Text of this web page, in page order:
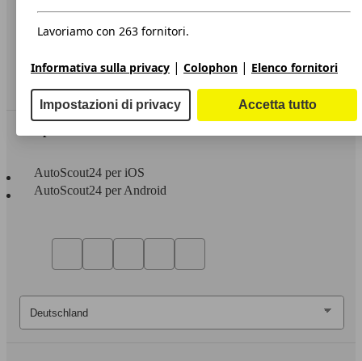
Dichiarazione di Accessibilità
Servizi
Area rivenditori
AutoScout24 per iOS
AutoScout24 per Android
Lavoriamo con 263 fornitori.
Informativa sulla privacy | Colophon | Elenco fornitori
Impostazioni di privacy Accetta tutto